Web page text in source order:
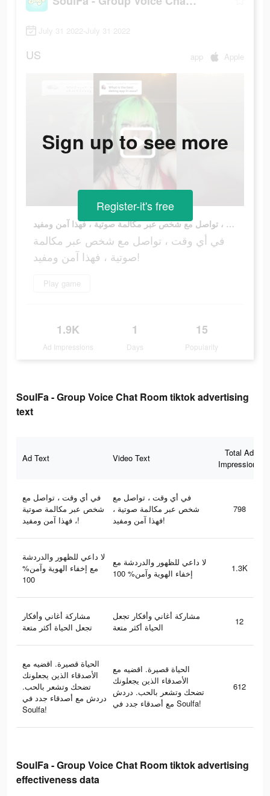
July 31 2022-July 31 2022
US app Apple
في أي وقت ، تواصل مع شخص عبر مكالمة صوتية ، فهذا آمن ومفيد!
في أي وقت ، تواصل مع شخص عبر مكالمة
صوتية ، فهذا آمن ومفيد!
Play game
1.9K
Ad Impressions
1
Days
15
Popularity
Sign up to see more
Register-it's free
SoulFa - Group Voice Chat Room tiktok advertising
text
Ad Text Video Text
Total Ad
Impressions
في أي وقت ، تواصل مع
شخص عبر مكالمة صوتية
، فهذا آمن ومفيد!
في أي وقت ، تواصل مع
شخص عبر مكالمة صوتية ،
فهذا آمن ومفيد!
798
لا داعي للظهور والدردشة
مع إخفاء الهوية وآمن%
100
لا داعي للظهور والدردشة مع
إخفاء الهوية وآمن% 100
1.3K
مشاركة أغاني وأفكار
تجعل الحياة أكثر متعة
مشاركة أغاني وأفكار تجعل
الحياة أكثر متعة
12
الحياة قصيرة. اقضيه مع
الأصدقاء الذين يجعلونك
تضحك وتشعر بالحب.
دردش مع أصدقاء جدد في
Soulfa!
الحياة قصيرة. اقضيه مع
الأصدقاء الذين يجعلونك
تضحك وتشعر بالحب. دردش
مع أصدقاء جدد في Soulfa!
612
SoulFa - Group Voice Chat Room tiktok advertising
effectiveness data